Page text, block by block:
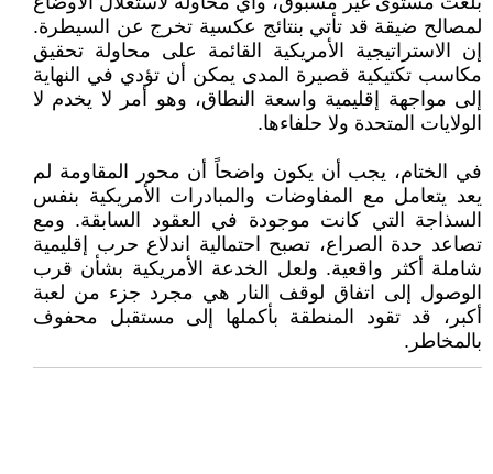
لمصالح ضيقة قد تأتي بنتائج عكسية تخرج عن السيطرة.
إن الاستراتيجية الأمريكية القائمة على محاولة تحقيق
مكاسب تكتيكية قصيرة المدى يمكن أن تؤدي في النهاية
إلى مواجهة إقليمية واسعة النطاق، وهو أمر لا يخدم لا
الولايات المتحدة ولا حلفاءها.
في الختام، يجب أن يكون واضحاً أن محور المقاومة لم
يعد يتعامل مع المفاوضات والمبادرات الأمريكية بنفس
السذاجة التي كانت موجودة في العقود السابقة. ومع
تصاعد حدة الصراع، تصبح احتمالية اندلاع حرب إقليمية
شاملة أكثر واقعية. ولعل الخدعة الأمريكية بشأن قرب
الوصول إلى اتفاق لوقف النار هي مجرد جزء من لعبة
أكبر، قد تقود المنطقة بأكملها إلى مستقبل محفوف
بالمخاطر.